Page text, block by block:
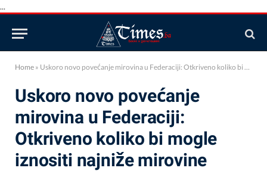
...
Home » Uskoro novo povećanje mirovina u Federaciji: Otkriveno koliko bi mogle iznositi najniže mirovine
Uskoro novo povećanje
mirovina u Federaciji:
Otkriveno koliko bi mogle
iznositi najniže mirovine